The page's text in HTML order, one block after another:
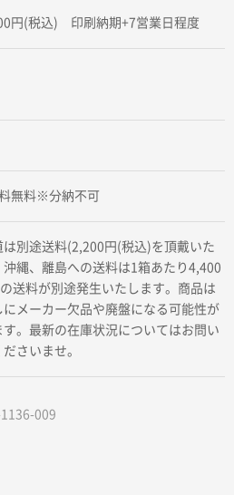
円(税込) 印刷納期+7営業日程度
無料※分納不可
別途送料(2,200円(税込)を頂戴いた
沖縄、離島への送料は1箱あたり4,400
送料が別途発生いたします。商品は
にメーカー欠品や廃盤になる可能性が
す。最新の在庫状況についてはお問い
さいませ。
009